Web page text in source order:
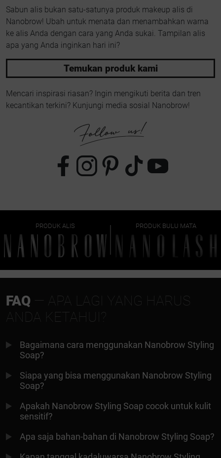
Sabun alis bukan satu-satunya produk makeup alis di
Nanobrow! Ubah untuk menata dan menambahkan warna
ke alis Anda dengan cara yang Anda sukai. Tampilan alis
apa yang Anda inginkan hari ini?
Temukan produk kami
Mencari inspirasi riasan? Ingin mengikuti berita dan tren
kecantikan terkini? Kunjungi media sosial Nanobrow!
PRODUK ALIS PRODUK BULU MATA
FAQ — APA LAGI YANG HARUS
ANDA KETAHUI?
Bagaimana cara menggunakan Nanobrow Styling
Soap?
Siapa yang bisa menggunakan Nanobrow Styling
Soap?
Apakah Nanobrow Styling Soap cocok untuk kulit
sensitif?
Apa saja bahan-bahan di Nanobrow Styling Soap?